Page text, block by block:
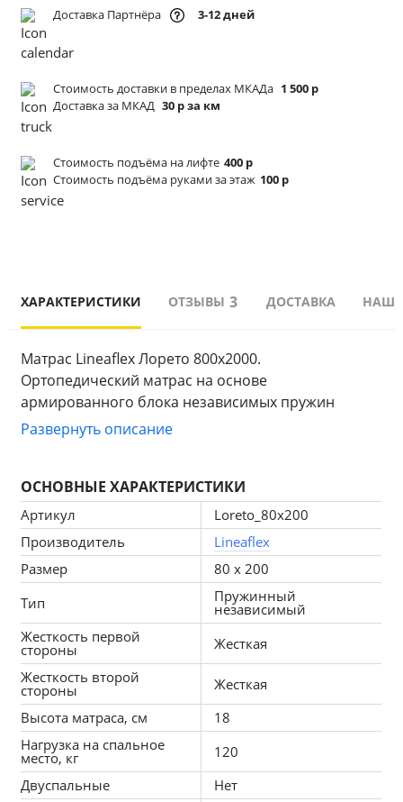
Доставка Партнёра 3-12 дней
Стоимость доставки в пределах МКАДа 1 500 р
Доставка за МКАД 30 р за км
Стоимость подъёма на лифте 400 р
Стоимость подъёма руками за этаж 100 р
ХАРАКТЕРИСТИКИ ОТЗЫВЫ 3 ДОСТАВКА
Матрас Lineaflex Лорето 800x2000.
Ортопедический матрас на основе
армированного блока независимых пружин
плотностью 256 пружин на м² (500 пружин на
внешних воздействий и не позволяет ему
изменять местоположение внутри матраса во
время нагрузок.
Матрас приобретает необходимую устойчивость
формы и долговечность.
Чехол выполнен из хлопкового жаккарда с
противопожарной пропиткой, стеганый на 300гр
синтепона. Боковины - художественный жаккард.
Наполнение: кокос 1cм / кокос 1см.
Экологичность, природная эластичность и
хорошая воздухонепроницаемость плит из
кокосового волокна делают поверхность матраса
жёсткой и упругой.
LINEAFLEX — это:
1. Матрасы и аксессуары для сна с мировым
Развернуть описание
ОСНОВНЫЕ ХАРАКТЕРИСТИКИ
Артикул
Loreto_80x200
Производитель
Lineaflex
Размер
80 x 200
Тип
Пружинный
независимый
Жесткость первой
стороны
Жесткая
Жесткость второй
стороны
Жесткая
Высота матраса, см
18
Нагрузка на спальное
место, кг
120
Двуспальные
Нет